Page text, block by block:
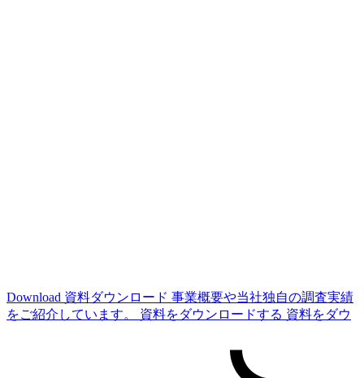
Download 資料ダウンロード 事業概要や当社独自の調査実績
をご紹介しています。
資料をダウンロードする 資料をダウ